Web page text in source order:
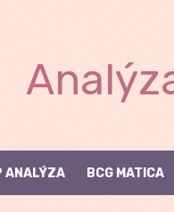
ANALÝZA BCG MATICA